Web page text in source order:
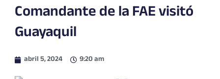
Comandante de la FAE visitó
Guayaquil
abril 5, 2024 9:20 am